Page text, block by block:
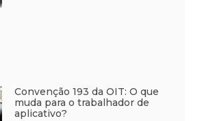
Convenção 193 da OIT: O que
muda para o trabalhador de
aplicativo?